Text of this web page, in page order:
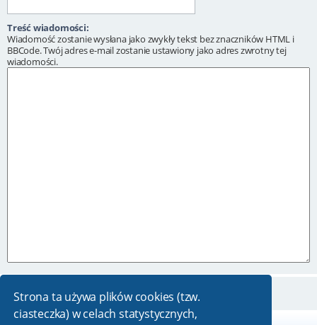
Strona ta używa plików cookies (tzw.
ciasteczka) w celach statystycznych,
Treść wiadomości:
Wiadomość zostanie wysłana jako zwykły tekst bez znaczników HTML i
BBCode. Twój adres e-mail zostanie ustawiony jako adres zwrotny tej
wiadomości.